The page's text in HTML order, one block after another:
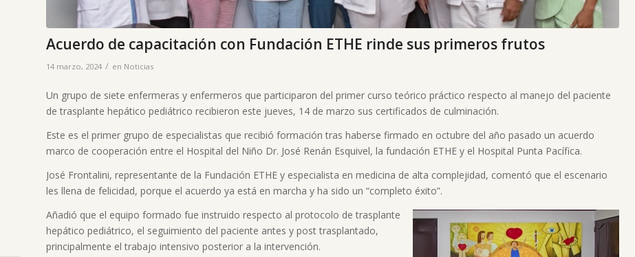
Acuerdo de capacitación con Fundación ETHE rinde sus primeros frutos
14 marzo, 2024 / en Noticias
Un grupo de siete enfermeras y enfermeros que participaron del primer curso teórico práctico respecto al manejo del paciente
de trasplante hepático pediátrico recibieron este jueves, 14 de marzo sus certificados de culminación.
Este es el primer grupo de especialistas que recibió formación tras haberse firmado en octubre del año pasado un acuerdo
marco de cooperación entre el Hospital del Niño Dr. José Renán Esquivel, la fundación ETHE y el Hospital Punta Pacífica.
José Frontalini, representante de la Fundación ETHE y especialista en medicina de alta complejidad, comentó que el escenario
les llena de felicidad, porque el acuerdo ya está en marcha y ha sido un “completo éxito”.
Añadió que el equipo formado fue instruido respecto al protocolo de trasplante
hepático pediátrico, el seguimiento del paciente antes y post trasplantado,
principalmente el trabajo intensivo posterior a la intervención.